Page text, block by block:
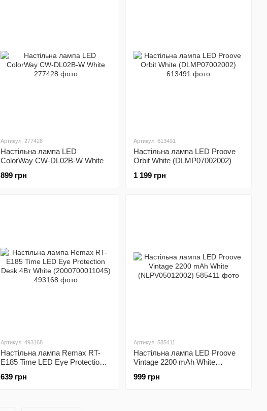
Артикул: 277428
Настільна лампа LED
ColorWay CW-DL02B-W White
899 грн
Артикул: 613491
Настільна лампа LED Proove
Orbit White (DLMP07002002)
1 199 грн
Артикул: 493168
Настільна лампа Remax RT-
E185 Time LED Eye Protection
(2000700011045)
639 грн
Артикул: 585411
Настільна лампа LED Proove
Vintage 2200 mAh White
999 грн